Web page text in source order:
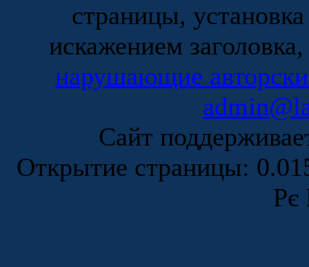
страницы,
искажением
нарушающие
Сайт
Открытие страницы:
Рє